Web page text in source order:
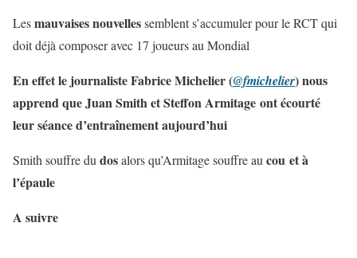
Lesmauvaises nouvellessemblent s’accumuler pour le RCT qui
doit déjà composer avec 17 joueurs au Mondial
En effet le journaliste Fabrice Michelier (@fmichelier) nous
apprend que Juan Smith et Steffon Armitage ont écourté
leur séance d’entraînement aujourd’hui
Smith souffre du dosalors qu’Armitage souffre au cou et à
l’épaule
A suivre